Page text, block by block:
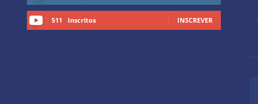
511 Inscritos INSCREVER